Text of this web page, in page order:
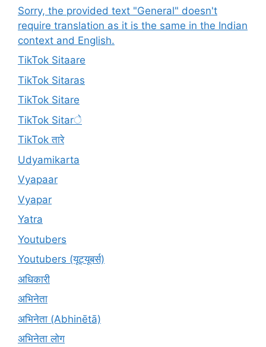
Sorry, the provided text "General" doesn't
require translation as it is the same in the Indian
context and English.
TikTok Sitaare
TikTok Sitaras
TikTok Sitare
TikTok Sitarे
TikTok तारे
Udyamikarta
Vyapaar
Vyapar
Yatra
Youtubers
Youtubers (यूट्यूबर्स)
अधिकारी
अभिनेता
अभिनेता (Abhinētā)
अभिनेता लोग